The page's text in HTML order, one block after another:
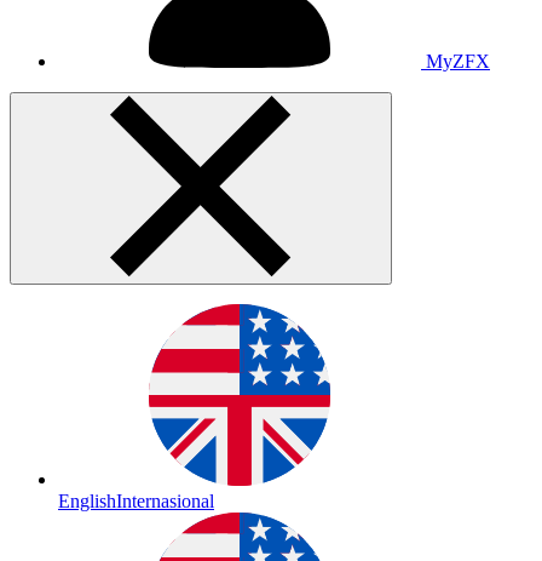
MyZFX
EnglishInternasional